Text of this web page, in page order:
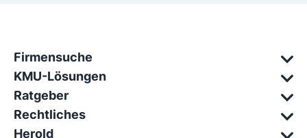
Firmensuche
KMU-Lösungen
Ratgeber
Rechtliches
Herold